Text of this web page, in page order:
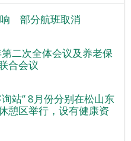
响 部分航班取消
二次全体会议及养老保
合会议
站” 8月份分别在松山东
憩区举行，设有健康资